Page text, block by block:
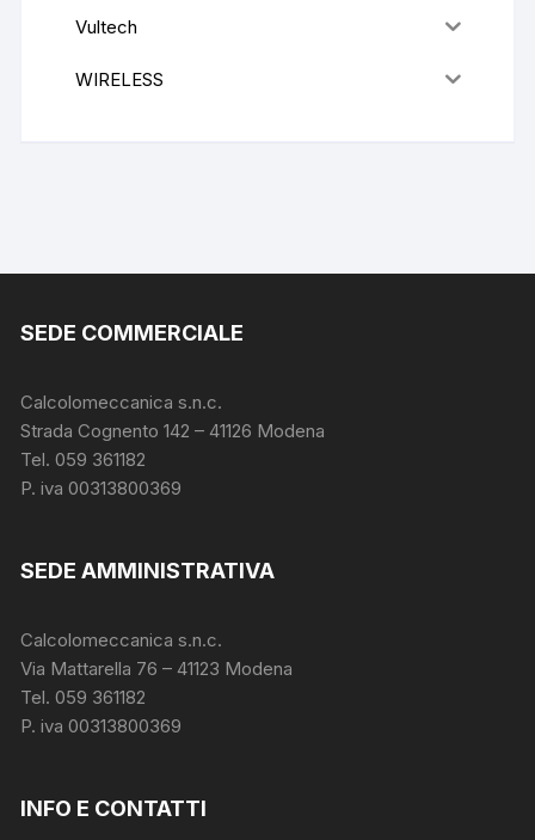
Vultech
WIRELESS
SEDE COMMERCIALE
Calcolomeccanica s.n.c.
Strada Cognento 142 – 41126 Modena
Tel. 059 361182
P. iva 00313800369
SEDE AMMINISTRATIVA
Calcolomeccanica s.n.c.
Via Mattarella 76 – 41123 Modena
Tel. 059 361182
P. iva 00313800369
INFO E CONTATTI